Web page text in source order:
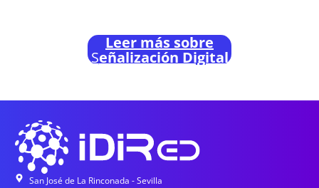
Leer más sobre
Señalización Digital
San José de La Rinconada - Sevilla